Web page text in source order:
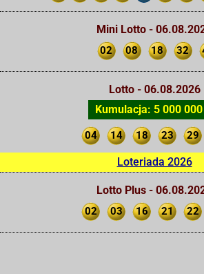
Mini Lotto -
02 08 18 32
Lotto - 06.08.2026
Kumulacja: 5 000 000
04 14 18 23 29
Loteriada 2026
Lotto Plus -
02 03 16 21 22